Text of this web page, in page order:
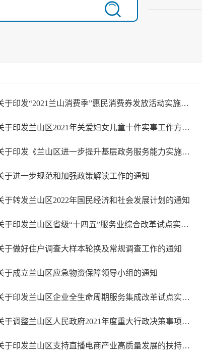
临沂市兰山区人民政府办公室关于印发“2021兰山消费季”惠民消费券发放活动实施方案的 ...
临沂市兰山区人民政府办公室关于印发兰山区2021年关爱妇女儿童十件实事工作方案的通知
临沂市兰山区人民政府办公室关于印发《兰山区进一步提升基层政务服务能力实施方案》的通知
于进一步规范和加强政策解读工作的通知
于转发兰山区2022年国民经济和社会发展计划的通知
临沂市兰山区人民政府办公室关于印发兰山区省级“十四五”服务业综合改革试点实施方案 ...
于做好住户调查大样本轮换及常规调查工作的通知
于成立兰山区应急物资保障领导小组的通知
临沂市兰山区人民政府办公室关于印发兰山区企业全生命周期服务集成改革试点实施方案的通知
​临沂市兰山区人民政府办公室关于调整兰山区人民政府2021年度重大行政决策事项目录的 ...
临沂市兰山区人民政府办公室关于印发兰山区支持直播电商产业高质量发展的扶持激励办法 ...